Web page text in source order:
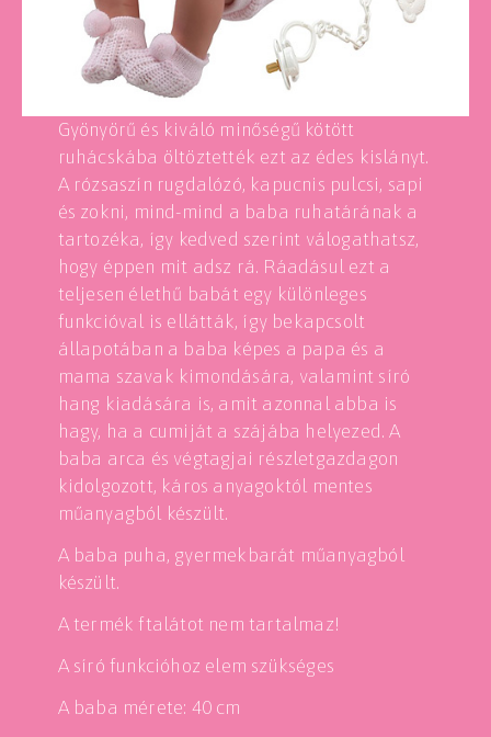
Gyönyörű és kiváló minőségű kötött
ruhácskába öltöztették ezt az édes kislányt.
A rózsaszín rugdalózó, kapucnis pulcsi, sapi
és zokni, mind-mind a baba ruhatárának a
tartozéka, így kedved szerint válogathatsz,
hogy éppen mit adsz rá. Ráadásul ezt a
teljesen élethű babát egy különleges
funkcióval is ellátták, így bekapcsolt
állapotában a baba képes a papa és a
mama szavak kimondására, valamint síró
hang kiadására is, amit azonnal abba is
hagy, ha a cumiját a szájába helyezed. A
baba arca és végtagjai részletgazdagon
kidolgozott, káros anyagoktól mentes
műanyagból készült.
A baba puha, gyermekbarát műanyagból
készült.
A termék ftalátot nem tartalmaz!
A síró funkcióhoz elem szükséges
A baba mérete: 40 cm